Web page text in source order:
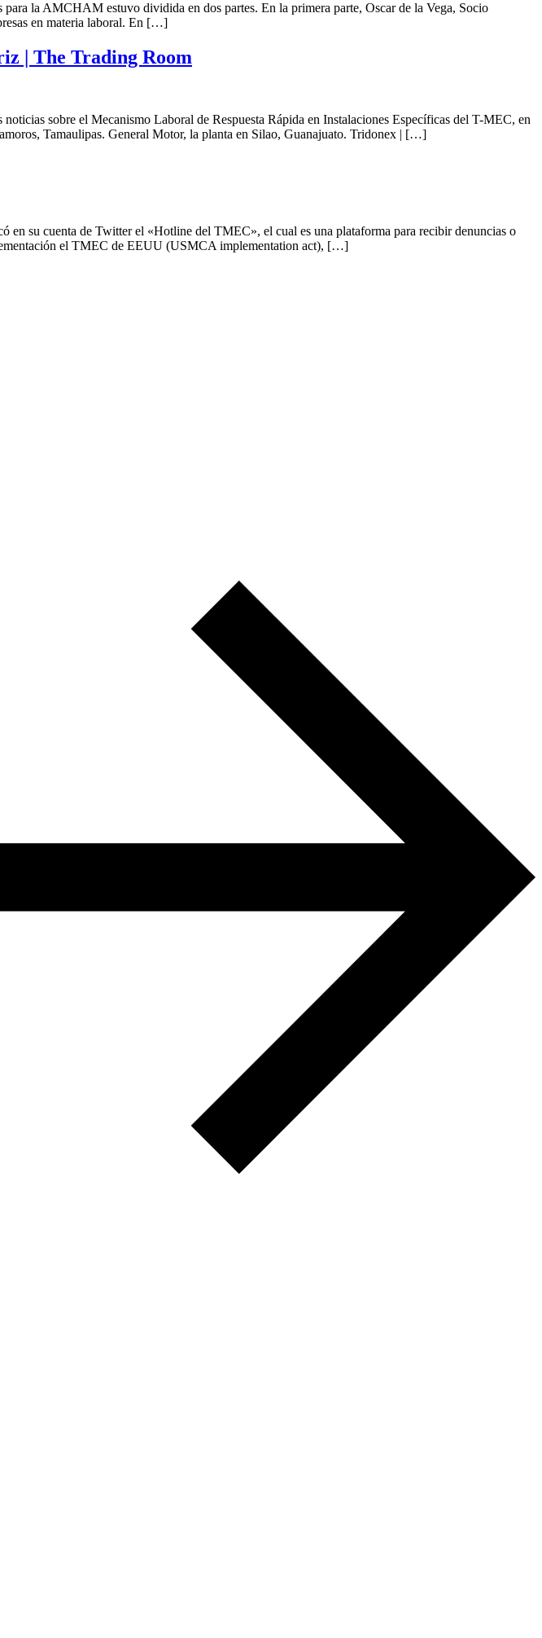
la AMCHAM estuvo dividida en dos partes. En la primera parte, Oscar de la Vega, Socio
en materia laboral. En […]
| The Trading Room
sobre el Mecanismo Laboral de Respuesta Rápida en Instalaciones Específicas del T-MEC, en
Tamaulipas. General Motor, la planta en Silao, Guanajuato. Tridonex | […]
su cuenta de Twitter el «Hotline del TMEC», el cual es una plataforma para recibir denuncias o
el TMEC de EEUU (USMCA implementation act), […]